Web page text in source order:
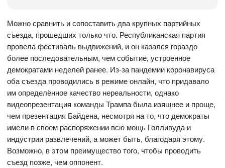
Можно сравнить и сопоставить два крупных партийных
съезда, прошедших только что. Республиканская партия
провела фестиваль выдвижений, и он казался гораздо
более последовательным, чем событие, устроенное
демократами неделей ранее. Из-за пандемии коронавируса
оба съезда проводились в режиме онлайн, что придавало
им определённое качество нереальности, однако
видеопрезентация команды Трампа была изящнее и проще,
чем презентация Байдена, несмотря на то, что демократы
имели в своем распоряжении всю мощь Голливуда и
индустрии развлечений, а может быть, благодаря этому.
Возможно, в этом преимущество того, чтобы проводить
съезд позже, чем оппонент.